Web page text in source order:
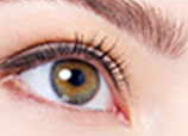
base
le